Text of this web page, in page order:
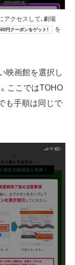
アクセスして、劇場
円クーポンをゲット！
を
映画館を選択し
ここではTOHO
も手順は同じで